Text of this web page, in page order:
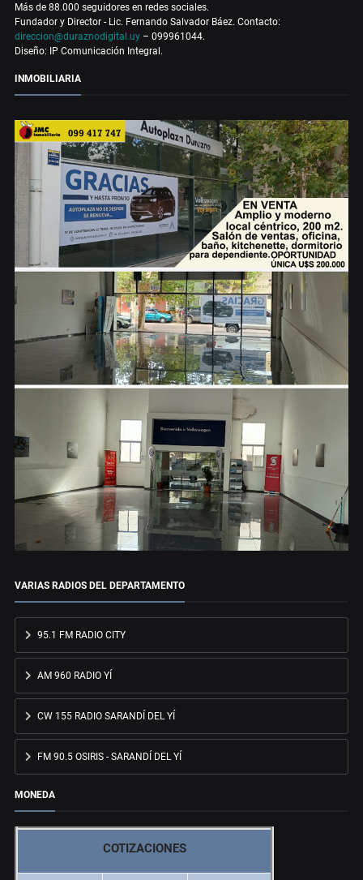
Más de 88.000 seguidores en redes sociales.
Fundador y Director - Lic. Fernando Salvador Báez. Contacto:
direccion@duraznodigital.uy – 099961044.
Diseño: IP Comunicación Integral.
INMOBILIARIA
VARIAS RADIOS DEL DEPARTAMENTO
95.1 FM RADIO CITY
AM 960 RADIO YÍ
CW 155 RADIO SARANDÍ DEL YÍ
FM 90.5 OSIRIS - SARANDÍ DEL YÍ
MONEDA
COTIZACIONES